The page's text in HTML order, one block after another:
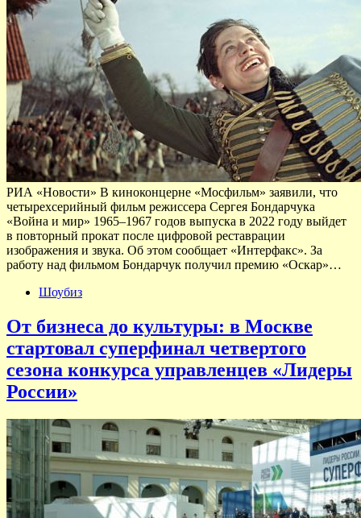
РИА «Новости» В киноконцерне «Мосфильм» заявили, что
четырехсерийный фильм режиссера Сергея Бондарчука
«Война и мир» 1965–1967 годов выпуска в 2022 году выйдет
в повторный прокат после цифровой реставрации
изображения и звука. Об этом сообщает «Интерфакс». За
работу над фильмом Бондарчук получил премию «Оскар»…
Шоубиз
От бизнеса до культуры: в Москве
стартовал суперфинал четвертого
сезона конкурса управленцев «Лидеры
России»